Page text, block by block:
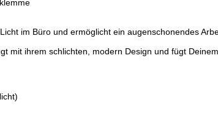
im Büro und ermöglicht ein augenschonendes
mit ihrem schlichten, modern Design und fügt
per Email z.B. einen Lizenzschlüssel und die
also
Irrtümer und technische Änderungen